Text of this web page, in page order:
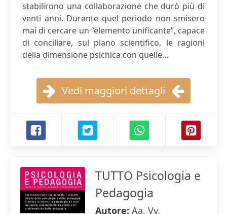
stabilirono una collaborazione che durò più di
venti anni. Durante quel periodo non smisero
mai di cercare un “elemento unificante”, capace
di conciliare, sul piano scientifico, le ragioni
della dimensione psichica con quelle...
Vedi maggiori dettagli
TUTTO Psicologia e
Pedagogia
Autore: Aa. Vv.